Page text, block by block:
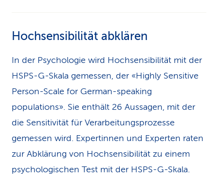
Hochsensibilität abklären
In der Psychologie wird Hochsensibilität mit der
HSPS-G-Skala gemessen, der «Highly Sensitive
Person-Scale for German-speaking
populations». Sie enthält 26 Aussagen, mit der
die Sensitivität für Verarbeitungsprozesse
gemessen wird. Expertinnen und Experten raten
zur Abklärung von Hochsensibilität zu einem
psychologischen Test mit der HSPS-G-Skala.